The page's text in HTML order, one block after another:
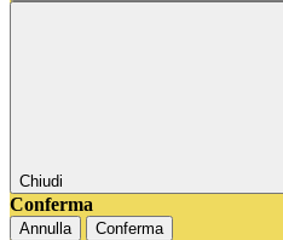
Chiudi
Conferma
Annulla Conferma